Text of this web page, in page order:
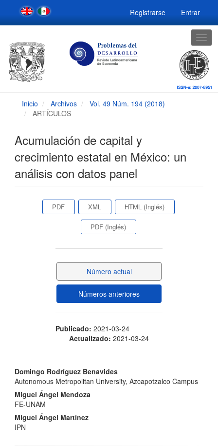
Navegación
principal
Contenido
Barra
lateral
Registrarse Entrar
Inicio Archivos
Vol. 49 Núm. 194 (2018)
ARTÍCULOS
Acumulación de capital y
crecimiento estatal en México: un
análisis con datos panel
Barra
artículo
PDF XML HTML (Inglés)
PDF (Inglés)
Número actual
Números anteriores
Publicado: 2021-03-24
Actualizado: 2021-03-24
Contenido
principal
del
artículo
Domingo Rodríguez Benavides
Autonomous Metropolitan University, Azcapotzalco Campus
Miguel Ángel Mendoza
FE-UNAM
Miguel Ángel Martínez
IPN